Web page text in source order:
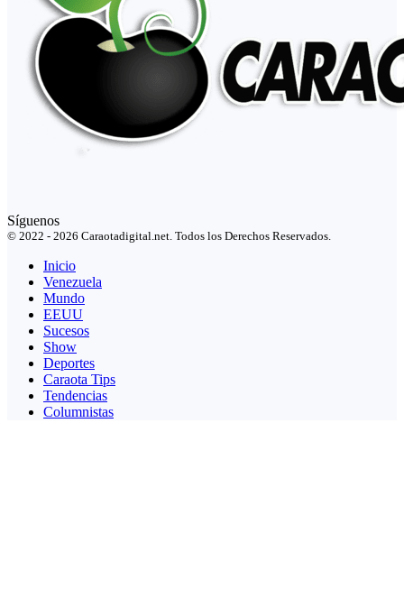
Síguenos
© 2022 - 2026 Caraotadigital.net. Todos los Derechos Reservados.
Inicio
Venezuela
Mundo
EEUU
Sucesos
Show
Deportes
Caraota Tips
Tendencias
Columnistas